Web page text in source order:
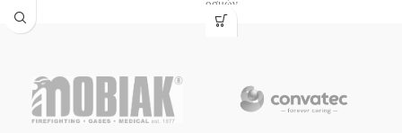
απορροφήσιμη πούδρα αραβόσιτου-
αμύλου ,μειώνοντας την εφίδρωση των
οσμών.
✔ Η σειρά προϊόντων καθαρισμού
δημιουργηθεί για τον βαθύ καθαρισμό
της ώριμης επιδερμίδας με τη